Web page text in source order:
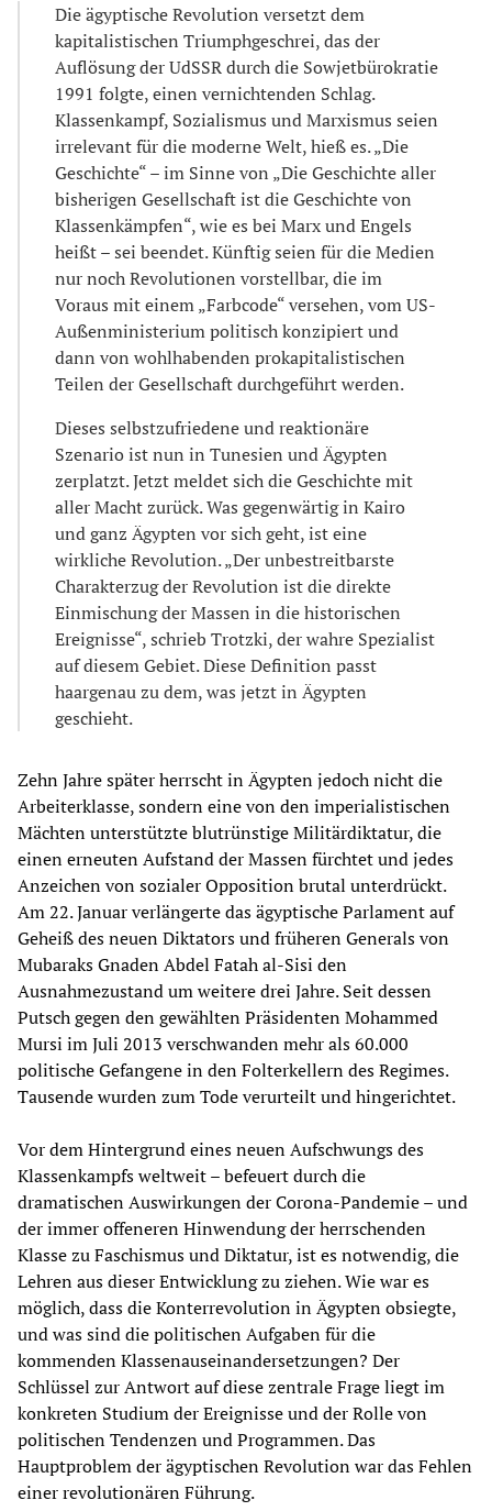
Die ägyptische Revolution versetzt dem
kapitalistischen Triumphgeschrei, das der
Auflösung der UdSSR durch die Sowjetbürokratie
1991 folgte, einen vernichtenden Schlag.
Klassenkampf, Sozialismus und Marxismus seien
irrelevant für die moderne Welt, hieß es. „Die
Geschichte“ – im Sinne von „Die Geschichte aller
bisherigen Gesellschaft ist die Geschichte von
Klassenkämpfen“, wie es bei Marx und Engels
heißt – sei beendet. Künftig seien für die Medien
nur noch Revolutionen vorstellbar, die im
Voraus mit einem „Farbcode“ versehen, vom US-
Außenministerium politisch konzipiert und
dann von wohlhabenden prokapitalistischen
Teilen der Gesellschaft durchgeführt werden.
Dieses selbstzufriedene und reaktionäre
Szenario ist nun in Tunesien und Ägypten
zerplatzt. Jetzt meldet sich die Geschichte mit
aller Macht zurück. Was gegenwärtig in Kairo
und ganz Ägypten vor sich geht, ist eine
wirkliche Revolution. „Der unbestreitbarste
Charakterzug der Revolution ist die direkte
Einmischung der Massen in die historischen
Ereignisse“, schrieb Trotzki, der wahre Spezialist
auf diesem Gebiet. Diese Definition passt
haargenau zu dem, was jetzt in Ägypten
geschieht.
Zehn Jahre später herrscht in Ägypten jedoch nicht die
Arbeiterklasse, sondern eine von den imperialistischen
Mächten unterstützte blutrünstige Militärdiktatur, die
einen erneuten Aufstand der Massen fürchtet und jedes
Anzeichen von sozialer Opposition brutal unterdrückt.
Am 22. Januar verlängerte das ägyptische Parlament auf
Geheiß des neuen Diktators und früheren Generals von
Mubaraks Gnaden Abdel Fatah al-Sisi den
Ausnahmezustand um weitere drei Jahre. Seit dessen
Putsch gegen den gewählten Präsidenten Mohammed
Mursi im Juli 2013 verschwanden mehr als 60.000
politische Gefangene in den Folterkellern des Regimes.
Tausende wurden zum Tode verurteilt und hingerichtet.
Vor dem Hintergrund eines neuen Aufschwungs des
Klassenkampfs weltweit – befeuert durch die
dramatischen Auswirkungen der Corona-Pandemie – und
der immer offeneren Hinwendung der herrschenden
Klasse zu Faschismus und Diktatur, ist es notwendig, die
Lehren aus dieser Entwicklung zu ziehen. Wie war es
möglich, dass die Konterrevolution in Ägypten obsiegte,
und was sind die politischen Aufgaben für die
kommenden Klassenauseinandersetzungen? Der
Schlüssel zur Antwort auf diese zentrale Frage liegt im
konkreten Studium der Ereignisse und der Rolle von
politischen Tendenzen und Programmen. Das
Hauptproblem der ägyptischen Revolution war das Fehlen
einer revolutionären Führung.